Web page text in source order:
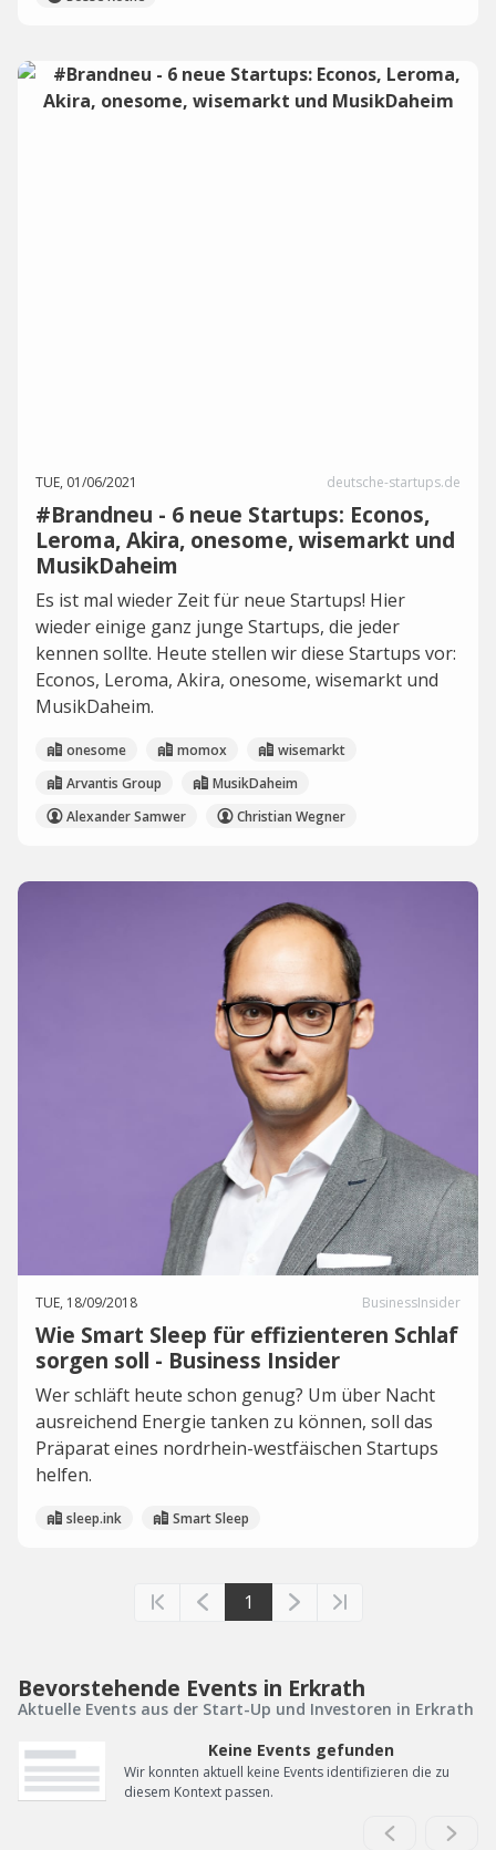
TUE, 01/06/2021 deutsche-startups.de
#Brandneu - 6 neue Startups: Econos,
Leroma, Akira, onesome, wisemarkt und
MusikDaheim
Es ist mal wieder Zeit für neue Startups! Hier
wieder einige ganz junge Startups, die jeder
kennen sollte. Heute stellen wir diese Startups vor:
Econos, Leroma, Akira, onesome, wisemarkt und
MusikDaheim.
onesome momox
wisemarkt
Arvantis Group
MusikDaheim
Alexander Samwer
Christian Wegner
TUE, 18/09/2018 BusinessInsider
Wie Smart Sleep für effizienteren Schlaf
sorgen soll - Business Insider
Wer schläft heute schon genug? Um über Nacht
ausreichend Energie tanken zu können, soll das
Präparat eines nordrhein-westfäischen Startups
helfen.
sleep.ink Smart Sleep
1
Bevorstehende Events in Erkrath
Aktuelle Events aus der Start-Up und Investoren in Erkrath
Keine Events gefunden
Wir konnten aktuell keine Events identifizieren die zu
diesem Kontext passen.